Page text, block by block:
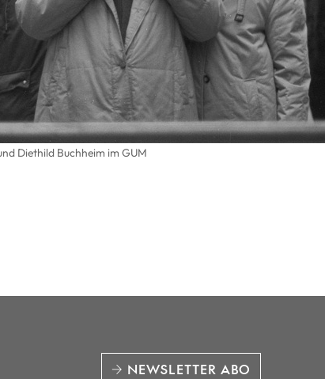
Diethild Buchheim im GUM
NEWSLETTER ABO